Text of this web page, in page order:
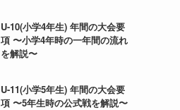
U-10(小学4年生) 年間の大会要
項 〜小学4年時の一年間の流れ
を解説〜
U-11(小学5年生) 年間の大会要
項 〜5年生時の公式戦を解説〜